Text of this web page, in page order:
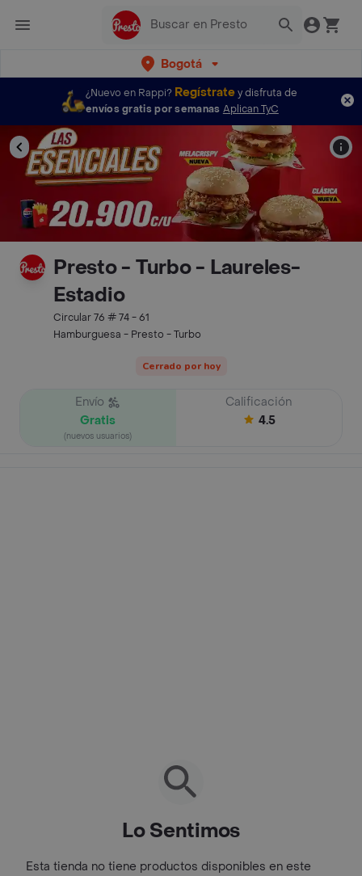
Bogotá
¿Nuevo en Rappi? Regístratey disfruta de
envíos gratis por semanas Aplican TyC
Presto - Turbo - Laureles-
Estadio
Circular 76 # 74 - 61
Hamburguesa - Presto - Turbo
Cerrado por hoy
Envío
Gratis
(nuevos usuarios)
Calificación
4.5
Lo Sentimos
Esta tienda no tiene productos disponibles en este